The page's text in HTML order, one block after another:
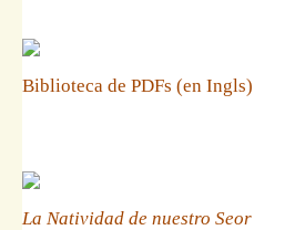
Biblioteca de PDFs (en Ingls)
La Natividad de nuestro Seor